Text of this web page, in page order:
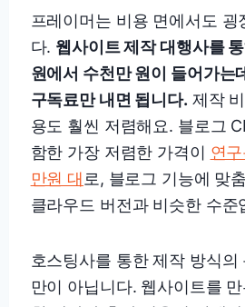
프레이머는 비용 면에서도 굉
다. 웹사이트 제작 대행사를
원에서 수천만 원이 들어가는
구독료만 내면 됩니다. 제작
용도 훨씬 저렴해요. 블로그
함한 가장 저렴한 가격이 연
만원 대 로, 블로그 기능에 맞
클라우드 버전과 비슷한 수준
호스팅사를 통한 제작 방식의
만이 아닙니다. 웹사이트를